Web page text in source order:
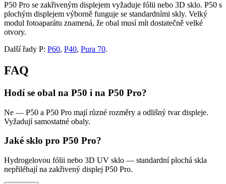
P50 Pro se zakřiveným displejem vyžaduje fólii nebo 3D sklo. P50 s
plochým displejem výborně funguje se standardními skly. Velký
modul fotoaparátu znamená, že obal musí mít dostatečně velké
otvory.
Další řady P: P60, P40, Pura 70.
FAQ
Hodí se obal na P50 i na P50 Pro?
Ne — P50 a P50 Pro mají různé rozměry a odlišný tvar displeje.
Vyžadují samostatné obaly.
Jaké sklo pro P50 Pro?
Hydrogelovou fólii nebo 3D UV sklo — standardní plochá skla
nepřiléhají na zakřivený displej P50 Pro.